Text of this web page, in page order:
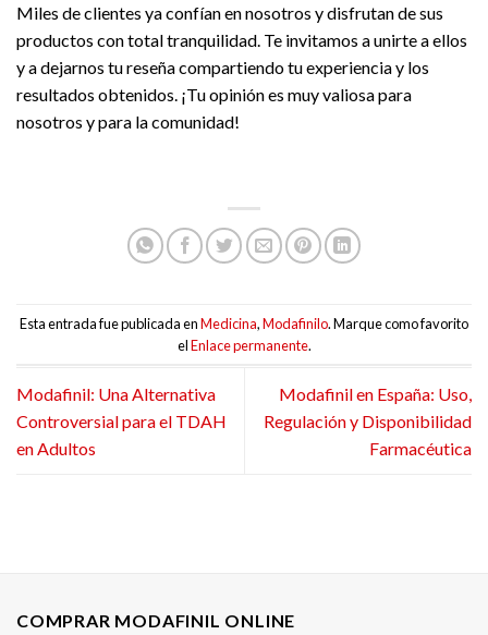
Miles de clientes ya confían en nosotros y disfrutan de sus
productos con total tranquilidad. Te invitamos a unirte a ellos
y a dejarnos tu reseña compartiendo tu experiencia y los
resultados obtenidos. ¡Tu opinión es muy valiosa para
nosotros y para la comunidad!
Esta entrada fue publicada enMedicina,Modafinilo. Marque como favorito
elEnlace permanente.
Modafinil: Una Alternativa
Controversial para el TDAH
en Adultos
Modafinil en España: Uso,
Regulación y Disponibilidad
Farmacéutica
COMPRAR MODAFINIL ONLINE